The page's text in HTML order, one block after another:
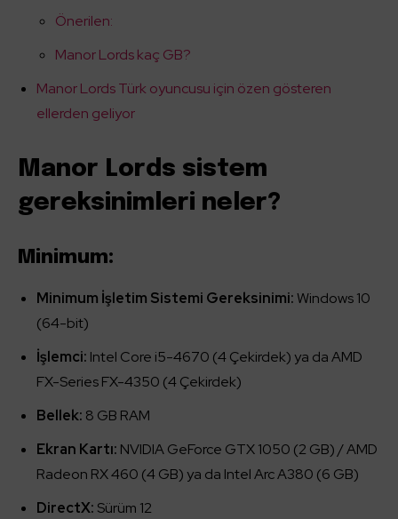
Önerilen:
Manor Lords kaç GB?
Manor Lords Türk oyuncusu için özen gösteren
ellerden geliyor
Manor Lords sistem
gereksinimleri neler?
Minimum:
Minimum İşletim Sistemi Gereksinimi:Windows 10
(64-bit)
İşlemci: Intel Core i5-4670 (4 Çekirdek) ya da AMD
FX-Series FX-4350 (4 Çekirdek)
Bellek: 8 GB RAM
Ekran Kartı: NVIDIA GeForce GTX 1050 (2 GB) / AMD
Radeon RX 460 (4 GB) ya da Intel Arc A380 (6 GB)
DirectX: Sürüm 12